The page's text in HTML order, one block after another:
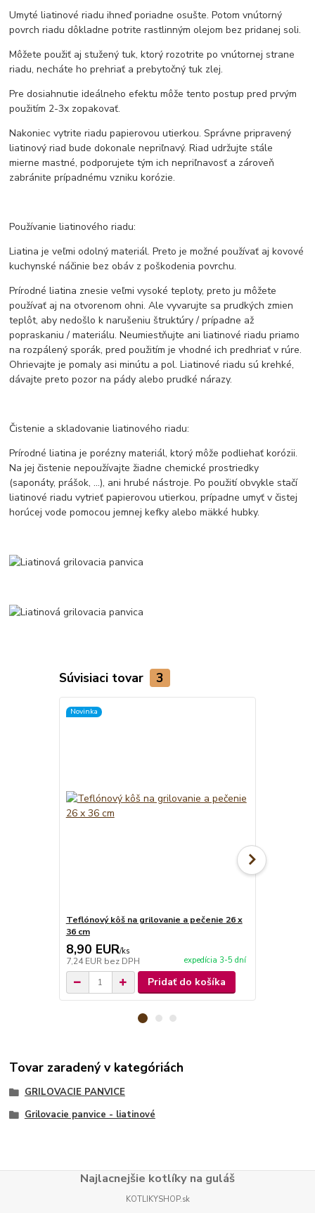
Umyté liatinové riadu ihneď poriadne osušte. Potom vnútorný
povrch riadu dôkladne potrite rastlinným olejom bez pridanej soli.
Môžete použiť aj stužený tuk, ktorý rozotrite po vnútornej strane
riadu, necháte ho prehriať a prebytočný tuk zlej.
Pre dosiahnutie ideálneho efektu môže tento postup pred prvým
použitím 2-3x zopakovať.
Nakoniec vytrite riadu papierovou utierkou. Správne pripravený
liatinový riad bude dokonale nepriľnavý. Riad udržujte stále
mierne mastné, podporujete tým ich nepriľnavosť a zároveň
zabránite prípadnému vzniku korózie.
Používanie liatinového riadu:
Liatina je veľmi odolný materiál. Preto je možné používať aj kovové
kuchynské náčinie bez obáv z poškodenia povrchu.
Prírodné liatina znesie veľmi vysoké teploty, preto ju môžete
používať aj na otvorenom ohni. Ale vyvarujte sa prudkých zmien
teplôt, aby nedošlo k narušeniu štruktúry / prípadne až
popraskaniu / materiálu. Neumiestňujte ani liatinové riadu priamo
na rozpálený sporák, pred použitím je vhodné ich predhriať v rúre.
Ohrievajte je pomaly asi minútu a pol. Liatinové riadu sú krehké,
dávajte preto pozor na pády alebo prudké nárazy.
Čistenie a skladovanie liatinového riadu:
Prírodné liatina je porézny materiál, ktorý môže podliehať korózii.
Na jej čistenie nepoužívajte žiadne chemické prostriedky
(saponáty, prášok, ...), ani hrubé nástroje. Po použití obvykle stačí
liatinové riadu vytrieť papierovou utierkou, prípadne umyť v čistej
horúcej vode pomocou jemnej kefky alebo mäkké hubky.
Súvisiaci tovar 3
Novinka
Teflónový kôš na grilovanie a pečenie 26 x
36 cm
8,90 EUR/ks
7,24 EUR bez DPH expedícia 3-5 dní
Pridať do košíka
Tovar zaradený v kategóriách
GRILOVACIE PANVICE
Grilovacie panvice - liatinové
Najlacnejšie kotlíky na guláš
KOTLIKYSHOP.sk